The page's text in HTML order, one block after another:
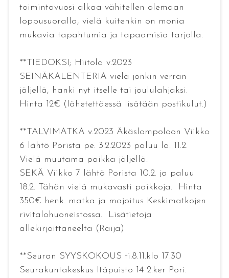
toimintavuosi alkaa vähitellen olemaan
loppusuoralla, vielä kuitenkin on monia
mukavia tapahtumia ja tapaamisia tarjolla.
**TIEDOKSI; Hiitola v.2023
SEINÄKALENTERIA vielä jonkin verran
jäljellä, hanki nyt itselle tai joululahjaksi.
Hinta 12€ (lähetettäessä lisätään postikulut.)
**TALVIMATKA v.2023 Äkäslompoloon Viikko
6 lähtö Porista pe. 3.2.2023 paluu la. 11.2.
Vielä muutama paikka jäljellä.
SEKÄ Viikko 7 lähtö Porista 10.2. ja paluu
18.2. Tähän vielä mukavasti paikkoja. Hinta
350€ henk. matka ja majoitus Keskimatkojen
rivitalohuoneistossa. Lisätietoja
allekirjoittaneelta (Raija)
**Seuran SYYSKOKOUS ti.8.11.klo 17.30
Seurakuntakeskus Itäpuisto 14 2.ker Pori.